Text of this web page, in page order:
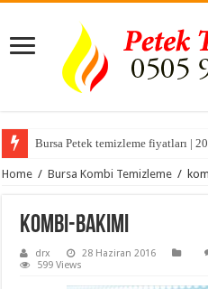
Bursa Petek temizleme fiyatları |
Home / Bursa Kombi Temizleme /
kombi-bakimi
drx 28 Haziran 2016
599 Views